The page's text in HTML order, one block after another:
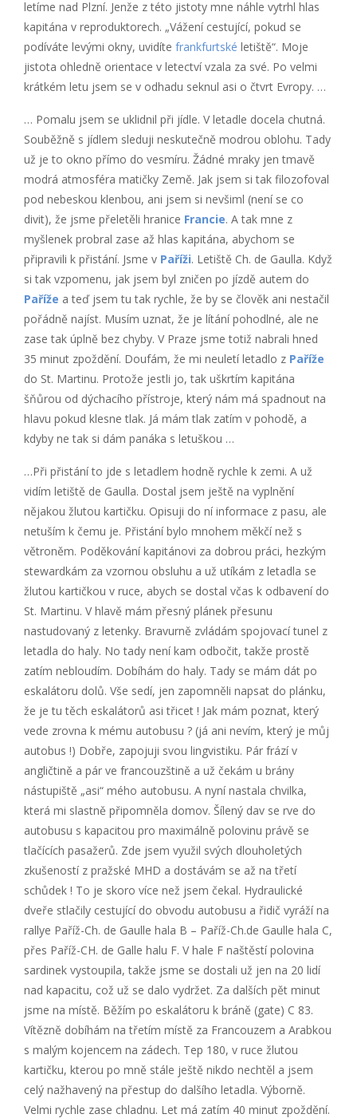
letíme nad Plzní. Jenže z této jistoty mne náhle vytrhl hlas
kapitána v reproduktorech. „Vážení cestující, pokud se
podíváte levými okny, uvidíte frankfurtské letiště“. Moje
jistota ohledně orientace v letectví vzala za své. Po velmi
krátkém letu jsem se v odhadu seknul asi o čtvrt Evropy. …
… Pomalu jsem se uklidnil při jídle. V letadle docela chutná.
Souběžně s jídlem sleduji neskutečně modrou oblohu. Tady
už je to okno přímo do vesmíru. Žádné mraky jen tmavě
modrá atmosféra matičky Země. Jak jsem si tak filozofoval
pod nebeskou klenbou, ani jsem si nevšiml (není se co
divit), že jsme přeletěli hranice Francie. A tak mne z
myšlenek probral zase až hlas kapitána, abychom se
připravili k přistání. Jsme v Paříži. Letiště Ch. de Gaulla. Když
si tak vzpomenu, jak jsem byl zničen po jízdě autem do
Paříže a teď jsem tu tak rychle, že by se člověk ani nestačil
pořádně najíst. Musím uznat, že je lítání pohodlné, ale ne
zase tak úplně bez chyby. V Praze jsme totiž nabrali hned
35 minut zpoždění. Doufám, že mi neuletí letadlo z Paříže
do St. Martinu. Protože jestli jo, tak uškrtím kapitána
šňůrou od dýchacího přístroje, který nám má spadnout na
hlavu pokud klesne tlak. Já mám tlak zatím v pohodě, a
kdyby ne tak si dám panáka s letuškou …
…Při přistání to jde s letadlem hodně rychle k zemi. A už
vidím letiště de Gaulla. Dostal jsem ještě na vyplnění
nějakou žlutou kartičku. Opisuji do ní informace z pasu, ale
netuším k čemu je. Přistání bylo mnohem měkčí než s
větroněm. Poděkování kapitánovi za dobrou práci, hezkým
stewardkám za vzornou obsluhu a už utíkám z letadla se
žlutou kartičkou v ruce, abych se dostal včas k odbavení do
St. Martinu. V hlavě mám přesný plánek přesunu
nastudovaný z letenky. Bravurně zvládám spojovací tunel z
letadla do haly. No tady není kam odbočit, takže prostě
zatím nebloudím. Dobíhám do haly. Tady se mám dát po
eskalátoru dolů. Vše sedí, jen zapomněli napsat do plánku,
že je tu těch eskalátorů asi třicet ! Jak mám poznat, který
vede zrovna k mému autobusu ? (já ani nevím, který je můj
autobus !) Dobře, zapojuji svou lingvistiku. Pár frází v
angličtině a pár ve francouzštině a už čekám u brány
nástupiště „asi“ mého autobusu. A nyní nastala chvilka,
která mi slastně připomněla domov. Šílený dav se rve do
autobusu s kapacitou pro maximálně polovinu právě se
tlačících pasažerů. Zde jsem využil svých dlouholetých
zkušeností z pražské MHD a dostávám se až na třetí
schůdek ! To je skoro více než jsem čekal. Hydraulické
dveře stlačily cestující do obvodu autobusu a řidič vyráží na
rallye Paříž-Ch. de Gaulle hala B – Paříž-Ch.de Gaulle hala C,
přes Paříž-CH. de Galle halu F. V hale F naštěstí polovina
sardinek vystoupila, takže jsme se dostali už jen na 20 lidí
nad kapacitu, což už se dalo vydržet. Za dalších pět minut
jsme na místě. Běžím po eskalátoru k bráně (gate) C 83.
Vítězně dobíhám na třetím místě za Francouzem a Arabkou
s malým kojencem na zádech. Tep 180, v ruce žlutou
kartičku, kterou po mně stále ještě nikdo nechtěl a jsem
celý nažhavený na přestup do dalšího letadla. Výborně.
Velmi rychle zase chladnu. Let má zatím 40 minut zpoždění.